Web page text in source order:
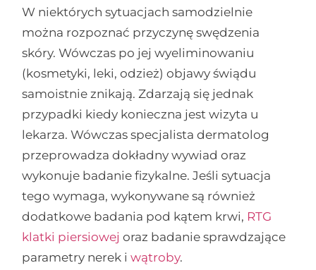
W niektórych sytuacjach samodzielnie
można rozpoznać przyczynę swędzenia
skóry. Wówczas po jej wyeliminowaniu
(kosmetyki, leki, odzież) objawy świądu
samoistnie znikają. Zdarzają się jednak
przypadki kiedy konieczna jest wizyta u
lekarza. Wówczas specjalista dermatolog
przeprowadza dokładny wywiad oraz
wykonuje badanie fizykalne. Jeśli sytuacja
tego wymaga, wykonywane są również
dodatkowe badania pod kątem krwi, RTG
klatki piersiowej oraz badanie sprawdzające
parametry nerek iwątroby.